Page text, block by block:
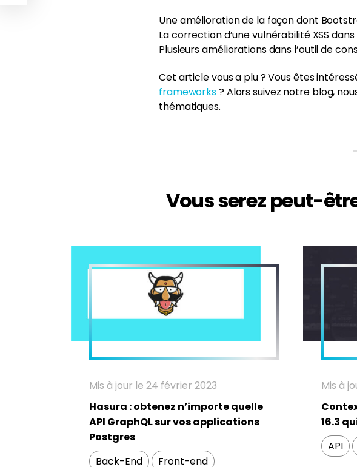
Une amélioration de la façon dont
La correction d’une vulnérabilité XSS
Plusieurs améliorations dans l’outil de
Cet article vous a plu ? Vous êtes
frameworks? Alors suivez notre blog,
thématiques.
Vous serez peut-
Mis à jour le 24 février 2023
Hasura : obtenez n’importe quelle
API GraphQL sur vos applications
Postgres
Back-End
Front-end
Mis à
16.3
API